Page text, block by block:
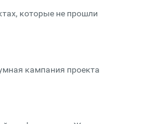
которые не прошли
кампания проекта